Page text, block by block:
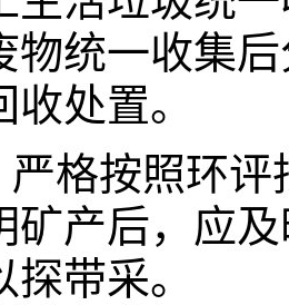
物统一收集
处置。
严格按照环
矿产后，应
带采。